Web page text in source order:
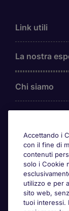
Link utili
La nostra
Chi siamo
Awards
Accettando i
con il fine di
contenuti
solo i Cookie
utilizzo e per
sito web,
tuoi interessi.